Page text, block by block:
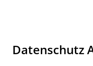
Datenschutz